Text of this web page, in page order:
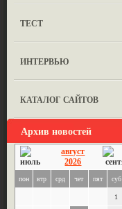
ТЕСТ
ИНТЕРВЬЮ
КАТАЛОГ САЙТОВ
Архив новостей
август
2026
пон втр срд чет пят суб
1